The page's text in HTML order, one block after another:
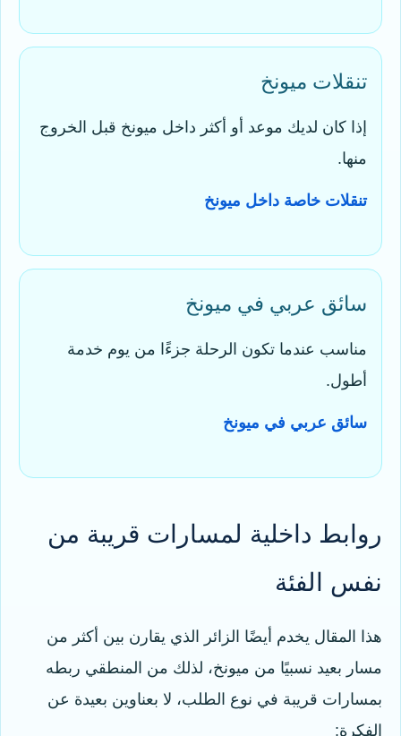
تنقلات ميونخ
إذا كان لديك موعد أو أكثر داخل ميونخ قبل الخروج
منها.
تنقلات خاصة داخل ميونخ
سائق عربي في ميونخ
مناسب عندما تكون الرحلة جزءًا من يوم خدمة
أطول.
سائق عربي في ميونخ
روابط داخلية لمسارات قريبة من
نفس الفئة
هذا المقال يخدم أيضًا الزائر الذي يقارن بين أكثر من
مسار بعيد نسبيًا من ميونخ، لذلك من المنطقي ربطه
بمسارات قريبة في نوع الطلب، لا بعناوين بعيدة عن
الفكرة: